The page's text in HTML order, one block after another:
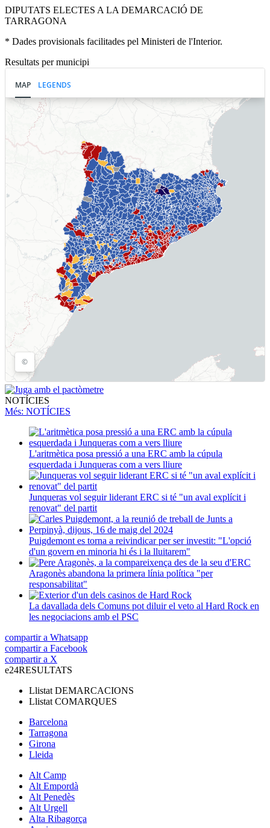
DIPUTATS ELECTES A LA DEMARCACIÓ DE
TARRAGONA
* Dades provisionals facilitades pel Ministeri de l'Interior.
Resultats per municipi
NOTÍCIES
Més: NOTÍCIES
L'aritmètica posa pressió a una ERC amb la cúpula
esquerdada i Junqueras com a vers lliure
Junqueras vol seguir liderant ERC si té "un aval explícit i
renovat" del partit
Puigdemont es torna a reivindicar per ser investit: "L'opció
d'un govern en minoria hi és i la lluitarem"
Aragonès abandona la primera línia política "per
responsabilitat"
La davallada dels Comuns pot diluir el veto al Hard Rock en
les negociacions amb el PSC
compartir a Whatsapp
compartir a Facebook
compartir a X
e24RESULTATS
Llistat DEMARCACIONS
Llistat COMARQUES
Barcelona
Tarragona
Girona
Lleida
Alt Camp
Alt Empordà
Alt Penedès
Alt Urgell
Alta Ribagorça